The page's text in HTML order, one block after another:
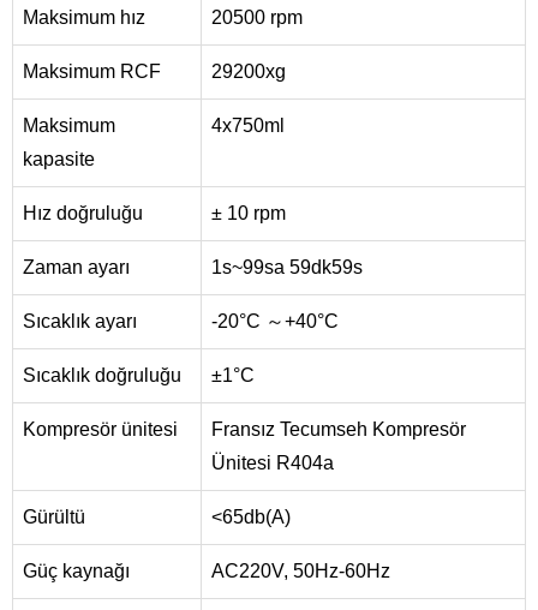
Maksimum hız 20500 rpm
Maksimum RCF 29200xg
Maksimum
kapasite
4x750ml
Hız doğruluğu ± 10 rpm
Zaman ayarı 1s~99sa 59dk59s
Sıcaklık ayarı -20°C ～+40°C
Sıcaklık doğruluğu ±1°C
Kompresör ünitesi
Fransız Tecumseh Kompresör
Ünitesi R404a
Gürültü <65db(A)
Güç kaynağı AC220V, 50Hz-60Hz